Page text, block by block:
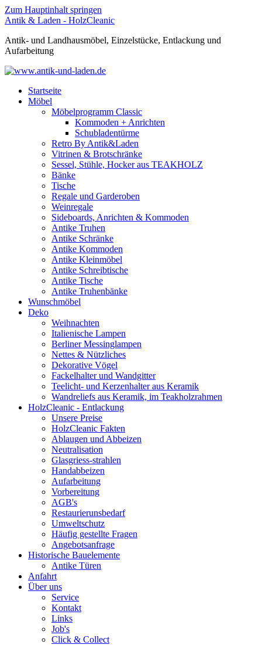
Zum Hauptinhalt springen
Antik & Laden - HolzCleanic
Antik- und Landhausmöbel, Einzelstücke, Entlackung und
Aufarbeitung
Startseite
Möbel
Möbelprogramm Classic
Kommoden + Anrichten
Schubladentürme
Retro By Antik&Laden
Vitrinen & Brotschränke
Sessel, Stühle, Hocker aus TEAKHOLZ
Bänke
Tische
Regale und Garderoben
Weinregale
Sideboards, Anrichten & Kommoden
Antike Truhen
Antike Schränke
Antike Kommoden
Antike Kleinmöbel
Antike Schreibtische
Antike Tische
Antike Truhenbänke
Wunschmöbel
Deko
Weihnachten
Italienische Lampen
Berliner Messinglampen
Nettes & Nützliches
Dekorative Vögel
Fackelhalter und Wandgitter
Teelicht- und Kerzenhalter aus Keramik
Wandreliefs aus Keramik, im Teakholzrahmen
HolzCleanic - Entlackung
Unsere Preise
HolzCleanic Fakten
Ablaugen und Abbeizen
Neutralisation
Glasgriess-strahlen
Handabbeizen
Aufarbeitung
Vorbereitung
AGB's
Restaurierunsbedarf
Umweltschutz
Häufig gestellte Fragen
Angebotsanfrage
Historische Bauelemente
Antike Türen
Anfahrt
Über uns
Service
Kontakt
Links
Job's
Click & Collect